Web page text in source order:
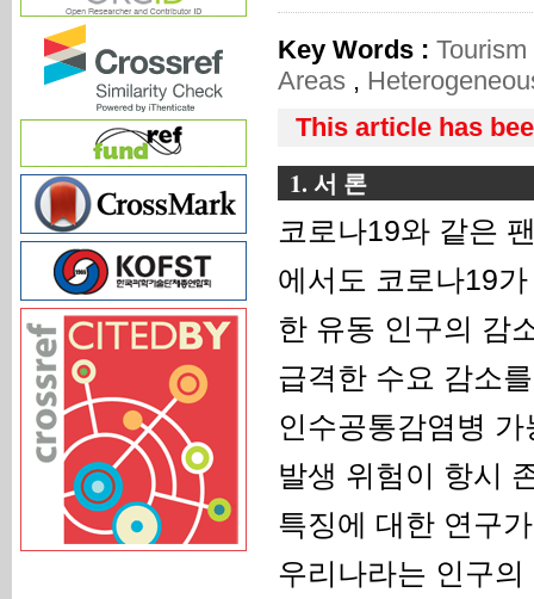
Key Words :
Areas ,
This article has
1. 서 론
코로나19와 같은
에서도 코로나19
한 유동 인구의 감
급격한 수요 감소
인수공통감염병
발생 위험이 항시
특징에 대한 연구
우리나라는 인구